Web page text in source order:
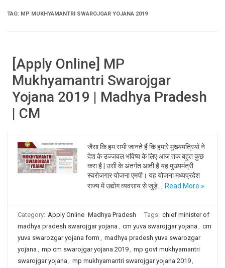
TAG: MP MUKHYAMANTRI SWAROJGAR YOJANA 2019
[Apply Online] MP
Mukhyamantri Swarojgar
Yojana 2019 | Madhya Pradesh
| CM
जैसा कि हम सभी जानते हैं कि हमारे मुख्यमंत्रियों ने
देश के उज्जवल भविष्य के लिए आज तक बहुत कुछ
करा है | उसी के अंतर्गत आती है यह मुख्यमंत्री
स्वरोजगार योजना एमपी। यह योजना मध्यप्रदेश
राज्य में उद्योग व्यवसाय से जुड़े…
Read More »
Category: Apply Online Madhya Pradesh Tags: chief minister of
madhya pradesh swarojgar yojana , cm yuva swarojgar yojana , cm
yuva swarozgar yojana form , madhya pradesh yuva swarozgar
yojana , mp cm swarojgar yojana 2019, mp govt mukhyamantri
swarojgar yojana , mp mukhyamantri swarojgar yojana 2019,